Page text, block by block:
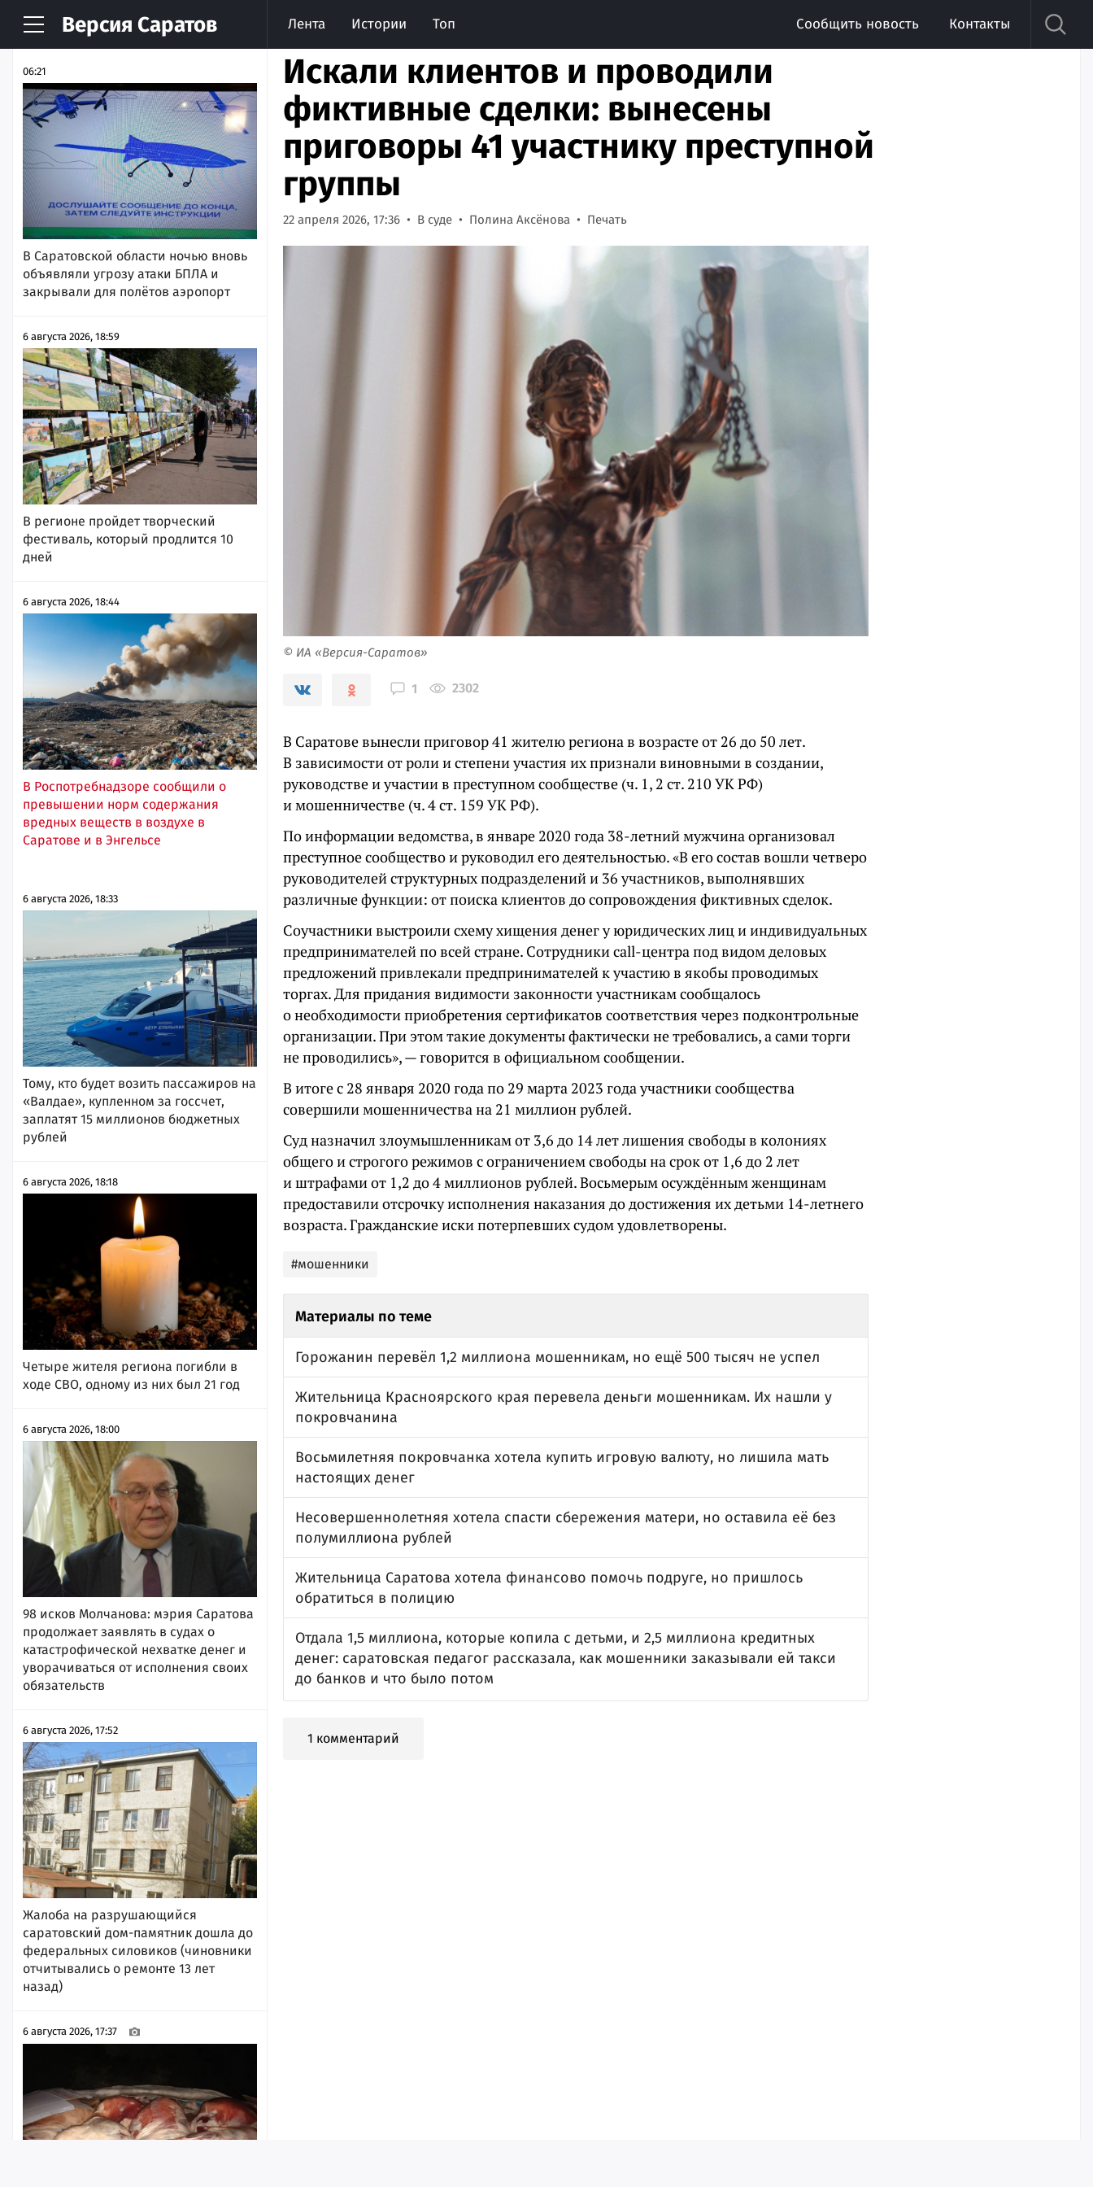
Версия Саратов Лента Истории Топ Сообщить новость Контакты
НОВОСТИ АРХИВ
06:21
В Саратовской области ночью вновь
объявляли угрозу атаки БПЛА и
закрывали для полётов аэропорт
6 августа 2026, 18:59
В регионе пройдет творческий
фестиваль, который продлится 10
дней
6 августа 2026, 18:44
В Роспотребнадзоре сообщили о
превышении норм содержания
вредных веществ в воздухе в
Саратове и в Энгельсе
6 августа 2026, 18:33
Тому, кто будет возить пассажиров на
«Валдае», купленном за госсчет,
заплатят 15 миллионов бюджетных
рублей
6 августа 2026, 18:18
Четыре жителя региона погибли в
ходе СВО, одному из них был 21 год
6 августа 2026, 18:00
98 исков Молчанова: мэрия Саратова
продолжает заявлять в судах о
катастрофической нехватке денег и
уворачиваться от исполнения своих
обязательств
6 августа 2026, 17:52
Жалоба на разрушающийся
саратовский дом-памятник дошла до
федеральных силовиков (чиновники
отчитывались о ремонте 13 лет
назад)
6 августа 2026, 17:37
Искали клиентов и проводили
фиктивные сделки: вынесены
приговоры 41 участнику преступной
группы
22 апреля 2026, 17:36 В суде Полина Аксёнова Печать
© ИА «Версия-Саратов»
1 2302
В Саратове вынесли приговор 41 жителю региона в возрасте от 26 до 50 лет.
В зависимости от роли и степени участия их признали виновными в создании,
руководстве и участии в преступном сообществе (ч. 1, 2 ст. 210 УК РФ)
и мошенничестве (ч. 4 ст. 159 УК РФ).
По информации ведомства, в январе 2020 года 38-летний мужчина организовал
преступное сообщество и руководил его деятельностью. «В его состав вошли четверо
руководителей структурных подразделений и 36 участников, выполнявших
различные функции: от поиска клиентов до сопровождения фиктивных сделок.
Соучастники выстроили схему хищения денег у юридических лиц и индивидуальных
предпринимателей по всей стране. Сотрудники call-центра под видом деловых
предложений привлекали предпринимателей к участию в якобы проводимых
торгах. Для придания видимости законности участникам сообщалось
о необходимости приобретения сертификатов соответствия через подконтрольные
организации. При этом такие документы фактически не требовались, а сами торги
не проводились», — говорится в официальном сообщении.
В итоге с 28 января 2020 года по 29 марта 2023 года участники сообщества
совершили мошенничества на 21 миллион рублей.
Суд назначил злоумышленникам от 3,6 до 14 лет лишения свободы в колониях
общего и строгого режимов с ограничением свободы на срок от 1,6 до 2 лет
и штрафами от 1,2 до 4 миллионов рублей. Восьмерым осуждённым женщинам
предоставили отсрочку исполнения наказания до достижения их детьми 14-летнего
возраста. Гражданские иски потерпевших судом удовлетворены.
#мошенники
Материалы по теме
Горожанин перевёл 1,2 миллиона мошенникам, но ещё 500 тысяч не успел
Жительница Красноярского края перевела деньги мошенникам. Их нашли у
покровчанина
Восьмилетняя покровчанка хотела купить игровую валюту, но лишила мать
настоящих денег
Несовершеннолетняя хотела спасти сбережения матери, но оставила её без
полумиллиона рублей
Жительница Саратова хотела финансово помочь подруге, но пришлось
обратиться в полицию
Отдала 1,5 миллиона, которые копила с детьми, и 2,5 миллиона кредитных
денег: саратовская педагог рассказала, как мошенники заказывали ей такси
до банков и что было потом
1 комментарий